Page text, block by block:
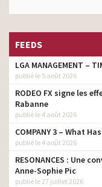
LU – La vie en LU
Bouygues Telecom – 4G
box – Le gamer
Bouygues Telecom –
Mission 4G Rescue Winter
Bouygues Telecom –
Toutes les 4 G ne se
valent pas
Bouygues Telecom –
Miami Noël 2016
Bouygues Telecom –
Mission 4G rescue
FEEDS
LGA MANAGEMENT –
publié le 5 août 2026
RODEO FX signe les
Rabanne
publié le 4 août 2026
COMPANY 3 – What
publié le 4 août 2026
RESONANCES : Une
Anne-Sophie Pic
publié le 27 juillet 2026